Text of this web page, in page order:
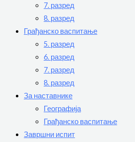
7. разред
8. разред
Грађанско васпитање
5. разред
6. разред
7. разред
8. разред
За наставнике
Географија
Грађанско васпитање
Завршни испит